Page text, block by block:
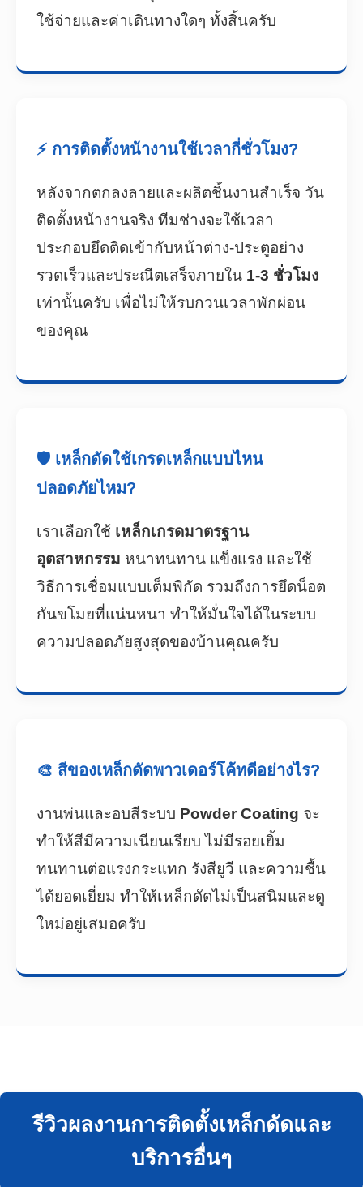
ใช้จ่ายและค่าเดินทางใดๆ ทั้งสิ้นครับ
⚡ การติดตั้งหน้างานใช้เวลากี่ชั่วโมง?
หลังจากตกลงลายและผลิตชิ้นงานสำเร็จ วัน
ติดตั้งหน้างานจริง ทีมช่างจะใช้เวลา
ประกอบยึดติดเข้ากับหน้าต่าง-ประตูอย่าง
รวดเร็วและประณีตเสร็จภายใน 1-3 ชั่วโมง
เท่านั้นครับ เพื่อไม่ให้รบกวนเวลาพักผ่อน
ของคุณ
🛡️ เหล็กดัดใช้เกรดเหล็กแบบไหน
ปลอดภัยไหม?
เราเลือกใช้ เหล็กเกรดมาตรฐาน
อุตสาหกรรม หนาทนทาน แข็งแรง และใช้
วิธีการเชื่อมแบบเต็มพิกัด รวมถึงการยึดน็อต
กันขโมยที่แน่นหนา ทำให้มั่นใจได้ในระบบ
ความปลอดภัยสูงสุดของบ้านคุณครับ
🎨 สีของเหล็กดัดพาวเดอร์โค้ทดีอย่างไร?
งานพ่นและอบสีระบบ Powder Coating จะ
ทำให้สีมีความเนียนเรียบ ไม่มีรอยเยิ้ม
ทนทานต่อแรงกระแทก รังสียูวี และความชื้น
ได้ยอดเยี่ยม ทำให้เหล็กดัดไม่เป็นสนิมและดู
ใหม่อยู่เสมอครับ
รีวิวผลงานการติดตั้งเหล็กดัดและ
บริการอื่นๆ